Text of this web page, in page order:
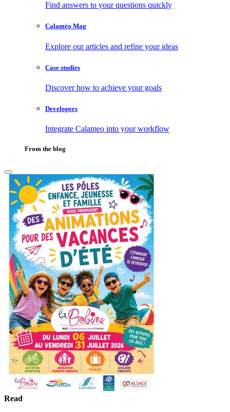
Find answers to your questions quickly
Calaméo Mag
Explore our articles and refine your ideas
Case studies
Discover how to achieve your goals
Developers
Integrate Calameo into your workflow
From the blog
Read